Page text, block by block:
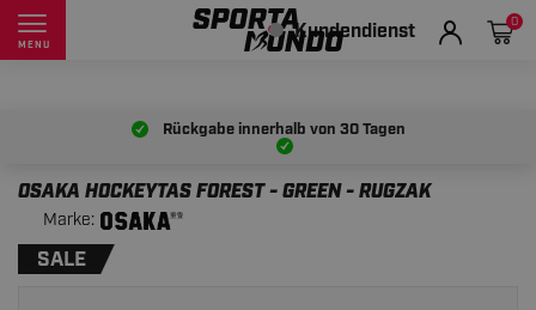
MENU Kundendienst 0
Rückgabe innerhalb von 30 Tagen
OSAKA HOCKEYTAS FOREST - GREEN - RUGZAK
Marke:
SALE